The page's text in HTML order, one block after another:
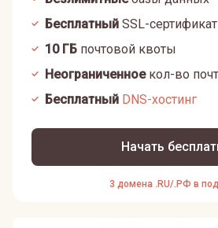
Бесплатный SSL-сертификат
10ГБ почтовой квоты
Неограниченноекол-во
Бесплатный DNS-хостинг
Начать
3 домена .RU/.РФ в